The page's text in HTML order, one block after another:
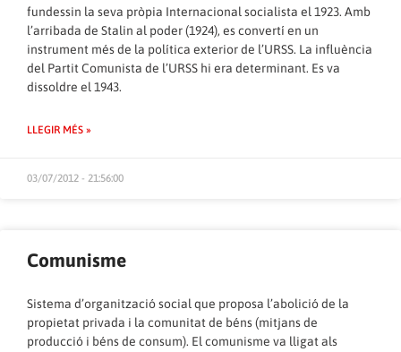
fundessin la seva pròpia Internacional socialista el 1923. Amb
l’arribada de Stalin al poder (1924), es convertí en un
instrument més de la política exterior de l’URSS. La influència
del Partit Comunista de l’URSS hi era determinant. Es va
dissoldre el 1943.
LLEGIR MÉS »
03/07/2012 - 21:56:00
Comunisme
Sistema d’organització social que proposa l’abolició de la
propietat privada i la comunitat de béns (mitjans de
producció i béns de consum). El comunisme va lligat als